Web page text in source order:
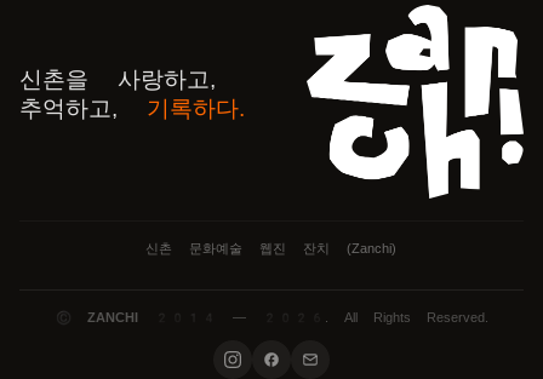
신촌을 사랑하고,
추억하고, 기록하다.
신촌 문화예술 웹진 잔치 (Zanchi)
© ZANCHI 2014 — 2026. All Rights Reserved.